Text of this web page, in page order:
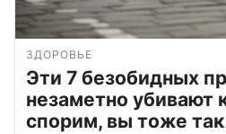
ЗДОРОВЬЕ
Эти 7 безобидных
незаметно убивают
спорим, вы тоже